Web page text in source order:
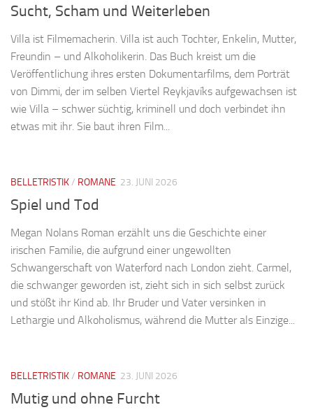
Sucht, Scham und Weiterleben
Villa ist Filmemacherin. Villa ist auch Tochter, Enkelin, Mutter,
Freundin – und Alkoholikerin. Das Buch kreist um die
Veröffentlichung ihres ersten Dokumentarfilms, dem Porträt
von Dimmi, der im selben Viertel Reykjavíks aufgewachsen ist
wie Villa – schwer süchtig, kriminell und doch verbindet ihn
etwas mit ihr. Sie baut ihren Film...
BELLETRISTIK/ ROMANE 23. JUNI 2026
Spiel und Tod
Megan Nolans Roman erzählt uns die Geschichte einer
irischen Familie, die aufgrund einer ungewollten
Schwangerschaft von Waterford nach London zieht. Carmel,
die schwanger geworden ist, zieht sich in sich selbst zurück
und stößt ihr Kind ab. Ihr Bruder und Vater versinken in
Lethargie und Alkoholismus, während die Mutter als Einzige...
BELLETRISTIK/ ROMANE 23. JUNI 2026
Mutig und ohne Furcht